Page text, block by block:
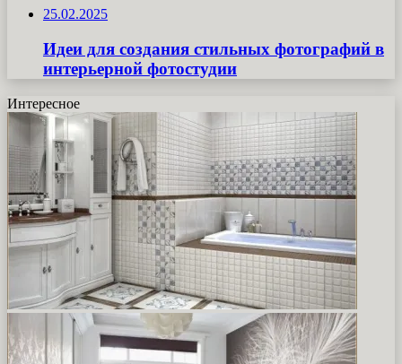
25.02.2025
Идеи для создания стильных фотографий в
интерьерной фотостудии
Интересное